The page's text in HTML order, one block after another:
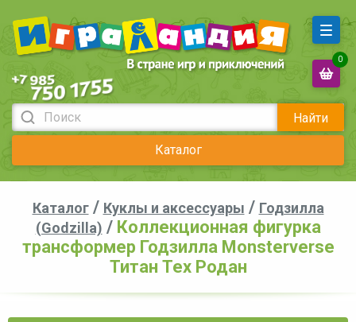
Найти
Каталог
0
Каталог/ Куклы и аксессуары / Годзилла
(Godzilla) / Коллекционная фигурка
трансформер Годзилла Monsterverse
Титан Тех Родан